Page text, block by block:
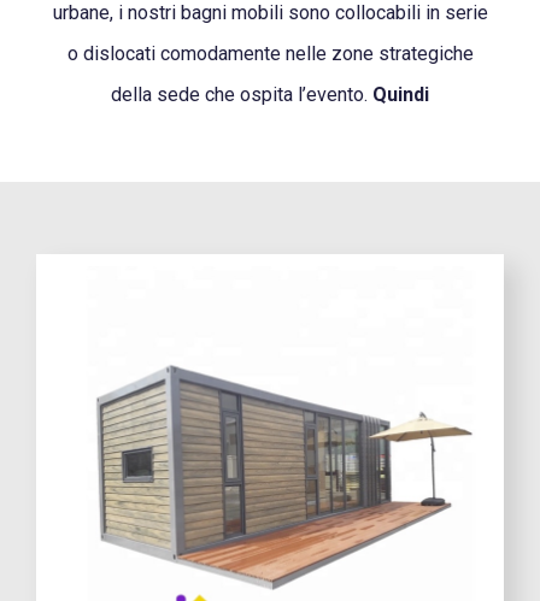
urbane, i nostri bagni mobili sono collocabili in serie
o dislocati comodamente nelle zone strategiche
della sede che ospita l’evento. Quindi